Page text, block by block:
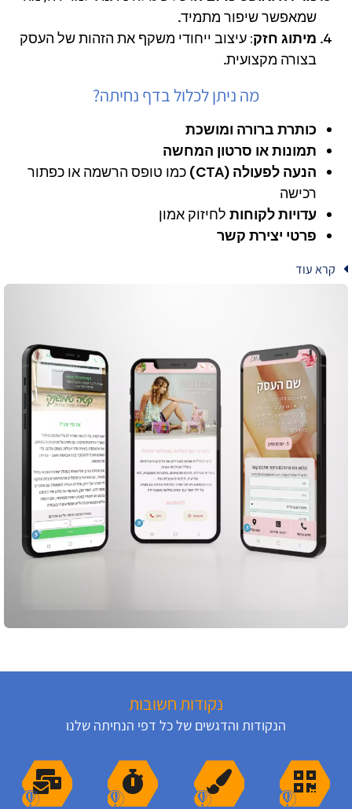
שמאפשר שיפור מתמיד.
מיתוג חזק: עיצוב ייחודי משקף את הזהות של העסק
בצורה מקצועית.
מה ניתן לכלול בדף נחיתה?
כותרת ברורה ומושכת
תמונות או סרטון המחשה
הנעה לפעולה (CTA)
כמו טופס הרשמה או כפתור
רכישה
עדויות לקוחות לחיזוק אמון
פרטי יצירת קשר
קרא עוד
נקודות חשובות
הנקודות והדגשים של כל דפי הנחיתה שלנו